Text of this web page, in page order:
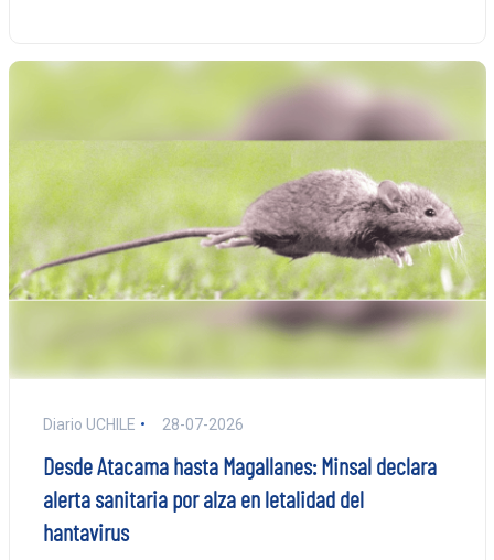
Diario UCHILE 28-07-2026
Desde Atacama hasta Magallanes: Minsal declara
alerta sanitaria por alza en letalidad del
hantavirus